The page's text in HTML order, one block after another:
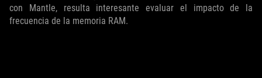
con Mantle, resulta interesante evaluar el impacto de la
frecuencia de la memoria RAM.